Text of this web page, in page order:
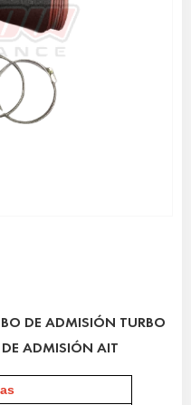
DE ADMISIÓN TURBO
ADMISIÓN AIT